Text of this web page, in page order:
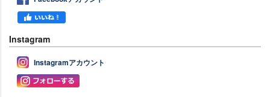
Instagram
Instagramアカウント